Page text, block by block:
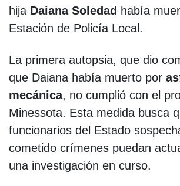
hija Daiana Soledad había
Estación de Policía Local.
La primera autopsia, que dio
que Daiana había muerto por
mecánica, no cumplió con el
Minessota. Esta medida busca
funcionarios del Estado
cometido crímenes puedan
una investigación en curso.